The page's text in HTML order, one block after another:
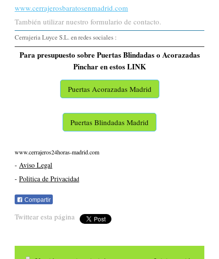
www.cerrajerosbaratosenmadrid.com
También utilizar nuestro formulario de contacto.
Cerrajeria Luyce S.L. en redes sociales :
Para presupuesto sobre Puertas Blindadas o Acorazadas
Pinchar en estos LINK
Puertas Acorazadas Madrid
Puertas Blindadas Madrid
www.cerrajeros24horas-madrid.com
- Aviso Legal
- Politica de Privacidad
Compartir
Twittear esta página